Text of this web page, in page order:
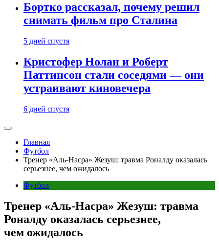
Бортко рассказал, почему решил
снимать фильм про Сталина
5 дней спустя
Кристофер Нолан и Роберт
Паттинсон стали соседями — они
устраивают киновечера
6 дней спустя
Главная
Футбол
Тренер «Аль-Насра» Жезуш: травма Роналду оказалась
серьезнее, чем ожидалось
Футбол
Тренер «Аль-Насра» Жезуш: травма
Роналду оказалась серьезнее,
чем ожидалось